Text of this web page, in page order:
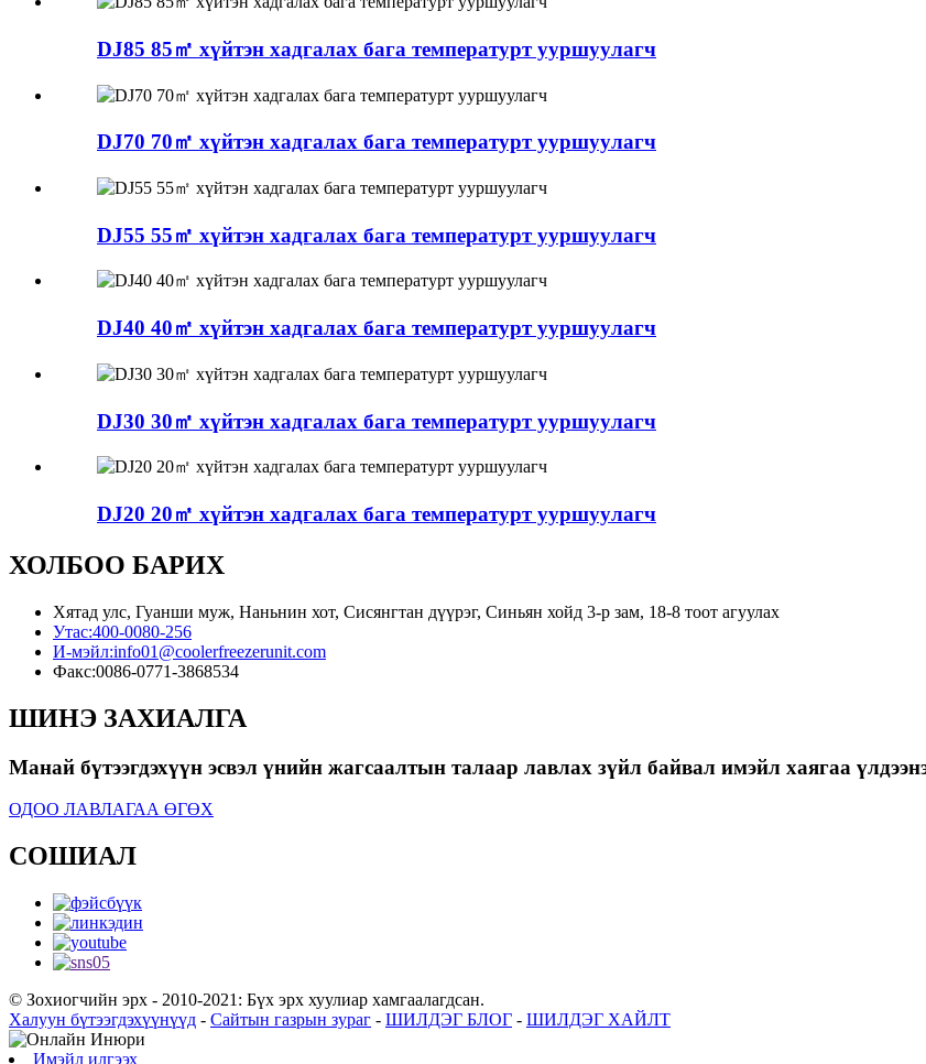
DJ85 85㎡ хүйтэн хадгалах бага температурт ууршуулагч
DJ70 70㎡ хүйтэн хадгалах бага температурт ууршуулагч
DJ55 55㎡ хүйтэн хадгалах бага температурт ууршуулагч
DJ40 40㎡ хүйтэн хадгалах бага температурт ууршуулагч
DJ30 30㎡ хүйтэн хадгалах бага температурт ууршуулагч
DJ20 20㎡ хүйтэн хадгалах бага температурт ууршуулагч
ХОЛБОО БАРИХ
Хятад улс, Гуанши муж, Наньнин хот, Сисянгтан дүүрэг, Синьян хойд 3-р зам, 18-8 тоот агуулах
Утас:400-0080-256
И-мэйл:info01@coolerfreezerunit.com
Факс:0086-0771-3868534
ШИНЭ ЗАХИАЛГА
Манай бүтээгдэхүүн эсвэл үнийн жагсаалтын талаар лавлах зүйл байвал имэйл хаягаа
ОДОО ЛАВЛАГАА ӨГӨХ
СОШИАЛ
© Зохиогчийн эрх - 2010-2021: Бүх эрх хуулиар хамгаалагдсан.
Халуун бүтээгдэхүүнүүд - Сайтын газрын зураг - ШИЛДЭГ БЛОГ - ШИЛДЭГ ХАЙЛТ
Имэйл илгээх